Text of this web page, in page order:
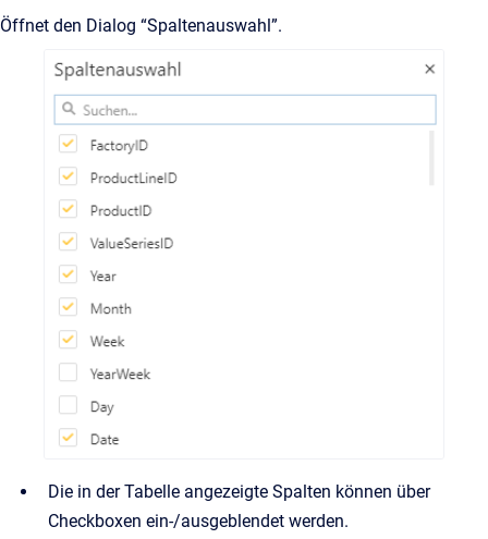
Öffnet den Dialog “Spaltenauswahl”.
Die in der Tabelle angezeigte Spalten können über
Checkboxen ein-/ausgeblendet werden.